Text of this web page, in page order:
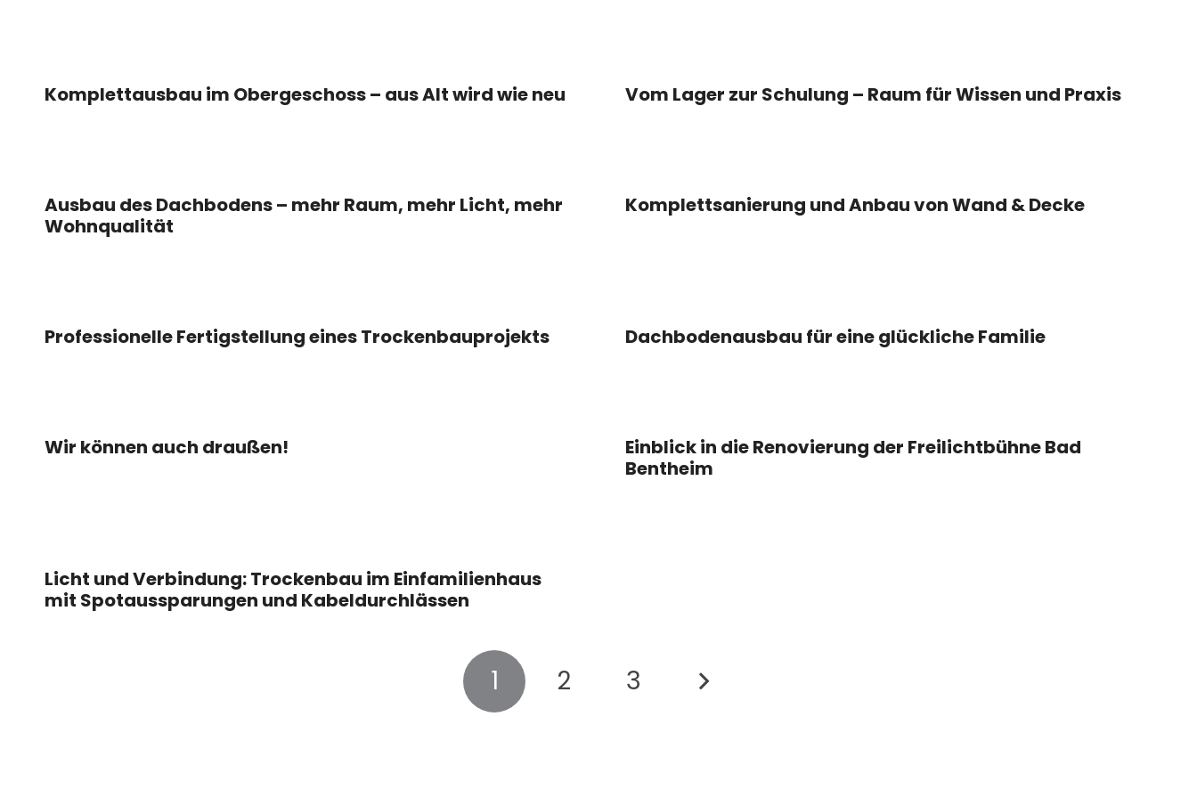
Komplettausbau im Obergeschoss – aus Alt wird wie neu Vom Lager zur Schulung – Raum für Wissen und Praxis
Ausbau des Dachbodens – mehr Raum, mehr Licht, mehr
Wohnqualität
Komplettsanierung und Anbau von Wand & Decke
Professionelle Fertigstellung eines Trockenbauprojekts Dachbodenausbau für eine glückliche Familie
Wir können auch draußen!
Einblick in die Renovierung der Freilichtbühne Bad
Bentheim
Licht und Verbindung: Trockenbau im Einfamilienhaus
mit Spotaussparungen und Kabeldurchlässen
1 2 3